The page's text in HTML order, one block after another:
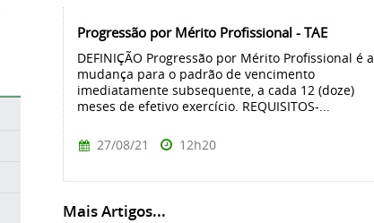
Progressão por Mérito Profissional - TAE
DEFINIÇÃO Progressão por Mérito Profissional é a
mudança para o padrão de vencimento
imediatamente subsequente, a cada 12 (doze)
meses de efetivo exercício. REQUISITOS-...
27/08/21 12h20
Mais Artigos...